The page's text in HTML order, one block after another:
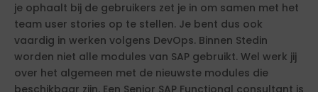
je ophaalt bij de gebruikers zet je in om samen met het
team user stories op te stellen. Je bent dus ook
vaardig in werken volgens DevOps. Binnen Stedin
worden niet alle modules van SAP gebruikt. Wel werk jij
over het algemeen met de nieuwste modules die